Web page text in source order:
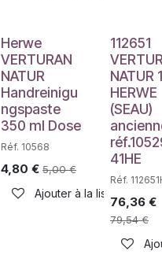
Herwe
VERTURAN
NATUR
Handreinigu
ngspaste
350 ml Dose
Réf. 10568
4,80 € 5,00€
Ajouter à la liste de
112651
NATUR
HERWE
(SEAU)
41HE
Réf.
76,36€
79,54€